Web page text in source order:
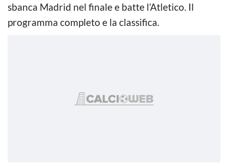
sbanca Madrid nel finale e batte l’Atletico. Il
programma completo e la classifica.